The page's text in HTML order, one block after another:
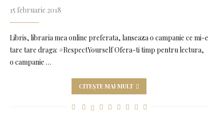
15 februarie 2018
Libris, libraria mea online preferata, lanseaza o campanie ce mi-e
tare tare draga: #RespectYourself Ofera-ti timp pentru lectura,
o campanie …
CITEȘTE MAI MULT